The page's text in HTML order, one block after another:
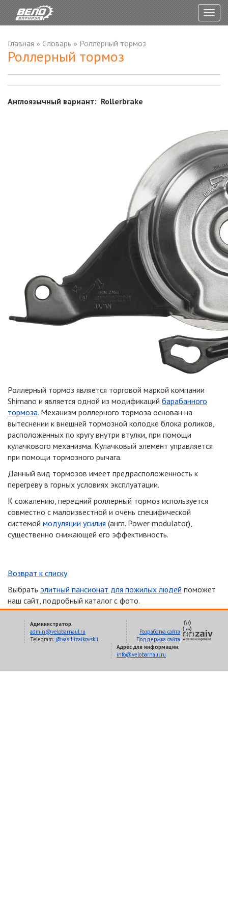
Главная » Словарь » Роллерный тормоз
Роллерный тормоз
Англоязычный вариант: Rollerbrake
Роллерный тормоз является торговой маркой компании
Shimano и является одной из модификаций барабанного
тормоза. Механизм роллерного тормоза основан на
вытеснении к внешней тормозной колодке блока роликов,
расположенных по кругу внутри втулки, при помощи
кулачкового механизма. Кулачковый элемент управляется
при помощи тормозного рычага.
Данный вид тормозов имеет предрасположенность к
перегреву в горных условиях эксплуатации.
К сожалению, передний роллерный тормоз используется
совместно с малоизвестной и очень специфической
системой модуляции усилия (англ. Power modulator),
существенно снижающей его эффективность.
Возврат к списку
Выбрать элитный пансионат для пожилых людей поможет
наш сайт, подробный каталог с фото.
Разработка сайта
Поддержка сайта
Администратор:
admin@velobarnaul.ru
Telegram: @vasiliizaikovskii
Адрес для информации:
info@velobarnaul.ru